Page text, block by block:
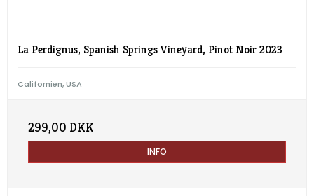
La Perdignus, Spanish Springs Vineyard, Pinot Noir 2023
Californien, USA
299,00 DKK
INFO